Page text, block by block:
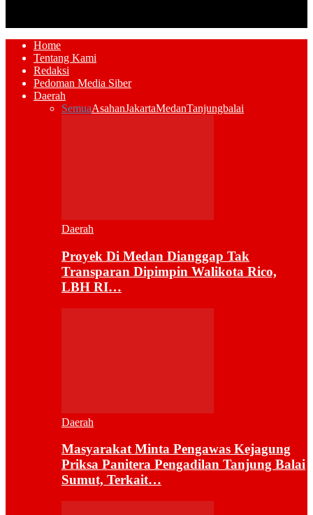
Home
Tentang Kami
Redaksi
Pedoman Media Siber
Daerah
SemuaAsahanJakartaMedanTanjungbalai
Daerah
Proyek Di Medan Dianggap Tak
Transparan Dipimpin Walikota Rico,
LBH RI…
Daerah
Masyarakat Minta Pengawas Kejagung
Priksa Panitera Pengadilan Tanjung Balai
Sumut, Terkait…